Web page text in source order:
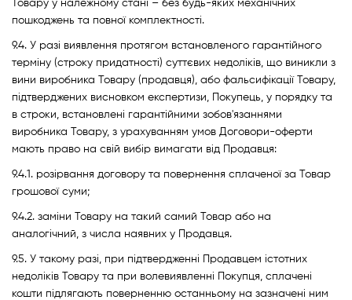
Товару у належному стані – без будь-яких механічних
пошкоджень та повної комплектності.
9.4. У разі виявлення протягом встановленого гарантійного
терміну (строку придатності) суттєвих недоліків, що виникли з
вини виробника Товару (продавця), або фальсифікації Товару,
підтверджених висновком експертизи, Покупець, у порядку та
в строки, встановлені гарантійними зобов'язаннями
виробника Товару, з урахуванням умов Договори-оферти
мають право на свій вибір вимагати від Продавця:
9.4.1. розірвання договору та повернення сплаченої за Товар
грошової суми;
9.4.2. заміни Товару на такий самий Товар або на
аналогічний, з числа наявних у Продавця.
9.5. У такому разі, при підтвердженні Продавцем істотних
недоліків Товару та при волевиявленні Покупця, сплачені
кошти підлягають поверненню останньому на зазначені ним